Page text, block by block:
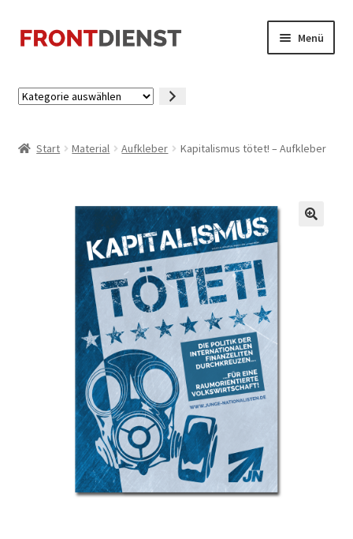
Zur
Navigation
Zum
Inhalt
Menü
Kategorie
Start Material Aufkleber Kapitalismus tötet! – Aufkleber